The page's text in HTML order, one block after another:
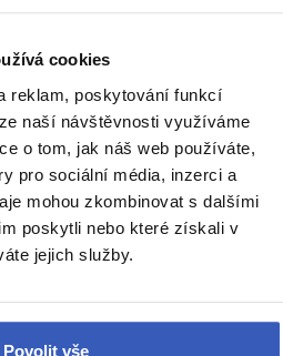
cookies
reklam, poskytování funkcí
naší návštěvnosti využíváme
o tom, jak náš web používáte,
pro sociální média, inzerci a
mohou zkombinovat s dalšími
poskytli nebo které získali v
jejich služby.
Povolit vše